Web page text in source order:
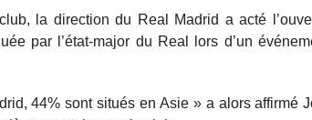
la direction du Real Madrid a acté
par l’état-major du Real lors d’un
44% sont situés en Asie » a alors affirmé